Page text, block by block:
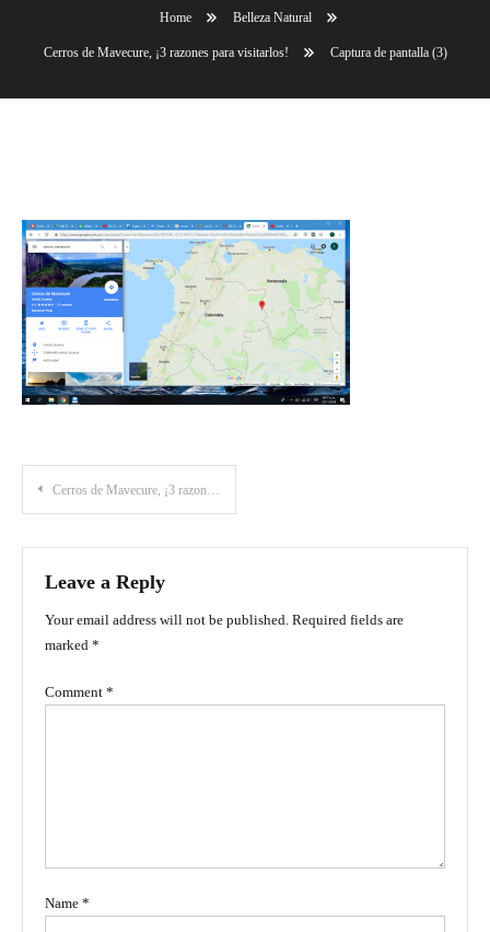
Home Belleza Natural
Cerros de Mavecure, ¡3 razones para visitarlos! Captura de pantalla (3)
Post
navigation
Cerros de Mavecure, ¡3 razones para visitarlos!
Leave a Reply
Your email address will not be published. Required fields are
marked *
Comment *
Name *